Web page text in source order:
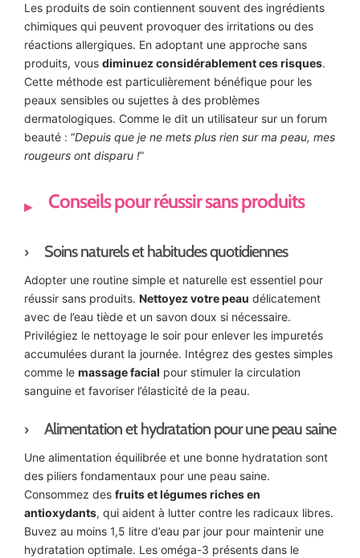
Les produits de soin contiennent souvent des ingrédients
chimiques qui peuvent provoquer des irritations ou des
réactions allergiques. En adoptant une approche sans
produits, vous diminuez considérablement ces risques.
Cette méthode est particulièrement bénéfique pour les
peaux sensibles ou sujettes à des problèmes
dermatologiques. Comme le dit un utilisateur sur un forum
beauté : “Depuis que je ne mets plus rien sur ma peau, mes
rougeurs ont disparu !”
Conseils pour réussir sans produits
Soins naturels et habitudes quotidiennes
Adopter une routine simple et naturelle est essentiel pour
réussir sans produits. Nettoyez votre peau délicatement
avec de l’eau tiède et un savon doux si nécessaire.
Privilégiez le nettoyage le soir pour enlever les impuretés
accumulées durant la journée. Intégrez des gestes simples
comme le massage facial pour stimuler la circulation
sanguine et favoriser l’élasticité de la peau.
Alimentation et hydratation pour une peau saine
Une alimentation équilibrée et une bonne hydratation sont
des piliers fondamentaux pour une peau saine.
Consommez des fruits et légumes riches en
antioxydants, qui aident à lutter contre les radicaux libres.
Buvez au moins 1,5 litre d’eau par jour pour maintenir une
hydratation optimale. Les oméga-3 présents dans le